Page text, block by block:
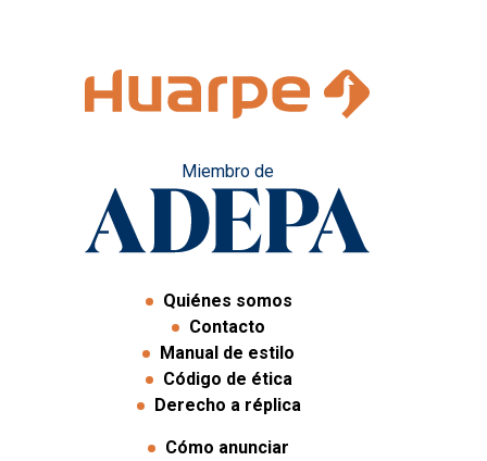
Miembro de
Quiénes somos
Contacto
Manual de estilo
Código de ética
Derecho a réplica
Cómo anunciar